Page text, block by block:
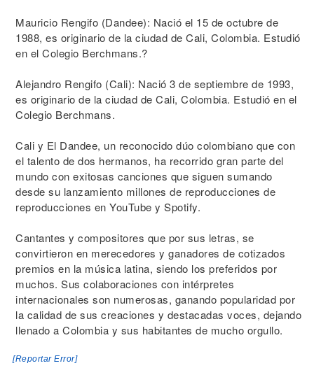
Mauricio Rengifo (Dandee): Nació el 15 de octubre de
1988, es originario de la ciudad de Cali, Colombia. Estudió
en el Colegio Berchmans.?
Alejandro Rengifo (Cali): Nació 3 de septiembre de 1993,
es originario de la ciudad de Cali, Colombia. Estudió en el
Colegio Berchmans.
Cali y El Dandee, un reconocido dúo colombiano que con
el talento de dos hermanos, ha recorrido gran parte del
mundo con exitosas canciones que siguen sumando
desde su lanzamiento millones de reproducciones de
reproducciones en YouTube y Spotify.
Cantantes y compositores que por sus letras, se
convirtieron en merecedores y ganadores de cotizados
premios en la música latina, siendo los preferidos por
muchos. Sus colaboraciones con intérpretes
internacionales son numerosas, ganando popularidad por
la calidad de sus creaciones y destacadas voces, dejando
llenado a Colombia y sus habitantes de mucho orgullo.
[Reportar Error]